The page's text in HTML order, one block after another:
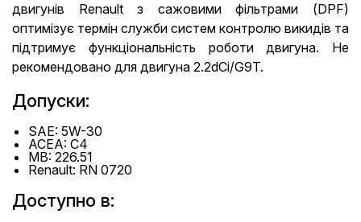
двигунів Renault з сажовими фільтрами (DPF)
оптимізує термін служби систем контролю викидів та
підтримує функціональність роботи двигуна. Не
рекомендовано для двигуна 2.2dCi/G9T.
Допуски:
SAE: 5W-30
ACEA: C4
MB: 226.51
Renault: RN 0720
Доступно в: